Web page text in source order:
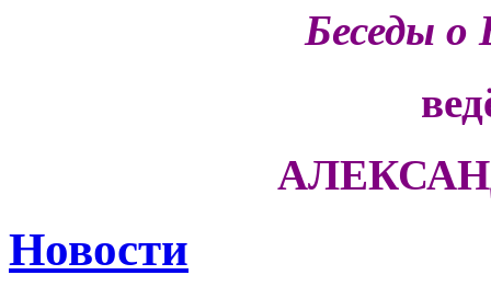
Беседы о
Новости